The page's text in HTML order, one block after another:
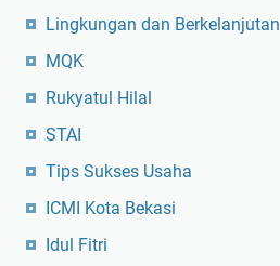
Lingkungan dan Berkelanjutan
MQK
Rukyatul Hilal
STAI
Tips Sukses Usaha
ICMI Kota Bekasi
Idul Fitri